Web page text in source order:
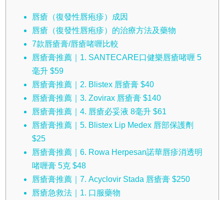
唇瘡（復發性唇疱疹）成因
唇瘡（復發性唇疱疹）的治療方法及藥物
7款唇瘡膏/唇瘡啫喱比較
唇瘡膏推薦｜1. SANTECARE口健樂唇瘡啫喱 5
毫升 $59
唇瘡膏推薦｜2. Blistex 唇瘡膏 $40
唇瘡膏推薦｜3. Zovirax 唇瘡膏 $140
唇瘡膏推薦｜4. 唇瘡必妥液 8毫升 $61
唇瘡膏推薦｜5. Blistex Lip Medex 唇部保護劑
$25
唇瘡膏推薦｜6. Rowa Herpesan諾華唇疹消透明
啫喱膏 5克 $48
唇瘡膏推薦｜7. Acyclovir Stada 唇瘡膏 $250
唇瘡急救法｜1. 口服藥物